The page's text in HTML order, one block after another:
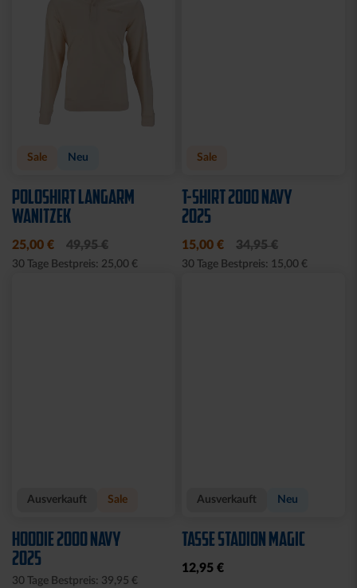
Sale Neu
POLOSHIRT LANGARM
WANITZEK
25,00 € 49,95 €
30 Tage Bestpreis: 25,00 €
Sale
T-SHIRT 2000 NAVY
2025
15,00 € 34,95 €
30 Tage Bestpreis: 15,00 €
Ausverkauft Sale
HOODIE 2000 NAVY
2025
30 Tage Bestpreis: 39,95 €
Ausverkauft Neu
TASSE STADION MAGIC
12,95 €